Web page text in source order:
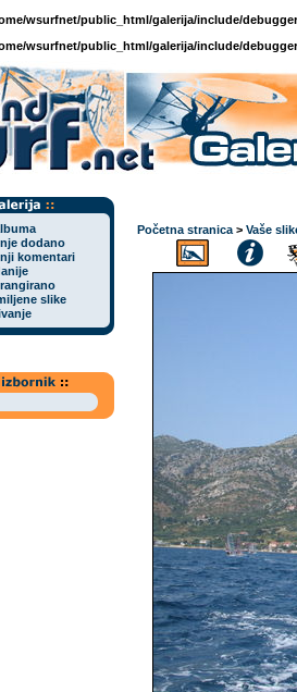
wsurfnet/public_html/galerija/include/
wsurfnet/public_html/galerija/include/
dodano
komentari
slike
Početna stranica > Vaše